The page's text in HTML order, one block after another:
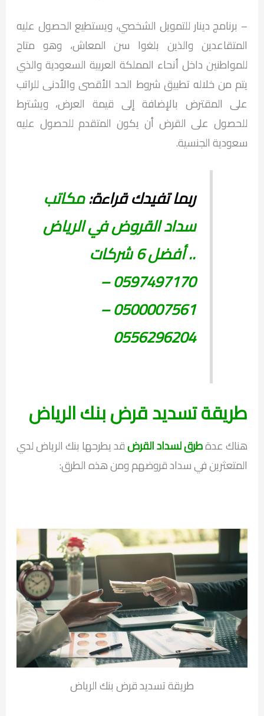
– برنامج دينار للتمويل الشخصي، ويستطيع الحصول عليه
المتقاعدين والذين بلغوا سن المعاش، وهو متاح
للمواطنين داخل أنحاء المملكة العربية السعودية والذي
يتم من خلاله تطبيق شروط الحد الأقصى والأدنى للراتب
على المقترض بالإضافة إلى قيمة العرض، ويشترط
للحصول على القرض أن يكون المتقدم للحصول عليه
سعودية الجنسية.
ربما تفيدك قراءة:مكاتب
سداد القروض في الرياض
.. أفضل 6 شركات
0597497170 –
0500007561 –
0556296204
طريقة تسديد قرض بنك الرياض
هناك عدةطرق لسداد القرضقد يطرحها بنك الرياض لدي
المتعثرين في سداد قروضهم ومن هذه الطرق:
طريقة تسديد قرض بنك الرياض